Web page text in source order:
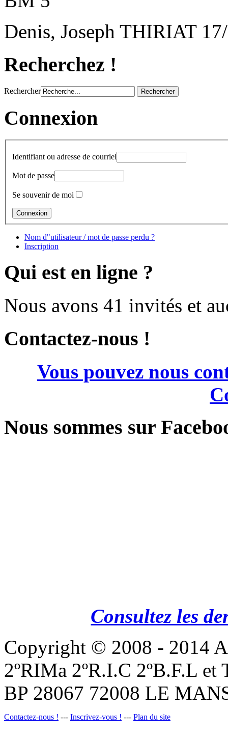
Denis, Joseph THIRIAT
Recherchez !
Rechercher
Connexion
Identifiant ou adresse de courriel
Mot de passe
Se souvenir de moi
Nom d"utilisateur / mot de passe perdu ?
Inscription
Qui est en ligne ?
Nous avons 41 invités et
Contactez-nous !
Vous pouvez nous
Nous sommes sur
Consultez les
Copyright © 2008 - 2014
2ºRIMa 2ºR.I.C 2ºB.F.L
BP 28067 72008 LE
Contactez-nous ! --- Inscrivez-vous ! --- Plan du site